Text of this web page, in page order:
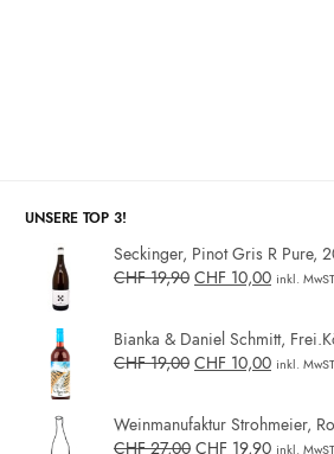
UNSERE TOP 3!
Seckinger, Pinot Gris R Pure,
CHF19,90 CHF 10,00 inkl.
Bianka & Daniel Schmitt,
CHF19,00 CHF 10,00 inkl.
Weinmanufaktur Strohmeier,
CHF27,00 CHF 19,90 inkl.